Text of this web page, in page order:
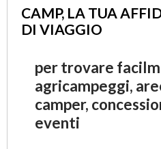
CAMP, LA TUA
DI VIAGGIO
per trovare
agricampeggi,
camper,
eventi